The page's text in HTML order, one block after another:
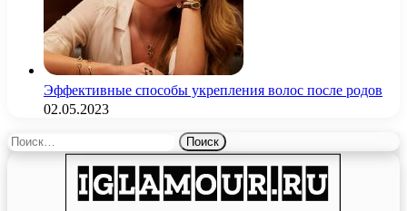
Эффективные способы укрепления волос после родов
02.05.2023
Найти: